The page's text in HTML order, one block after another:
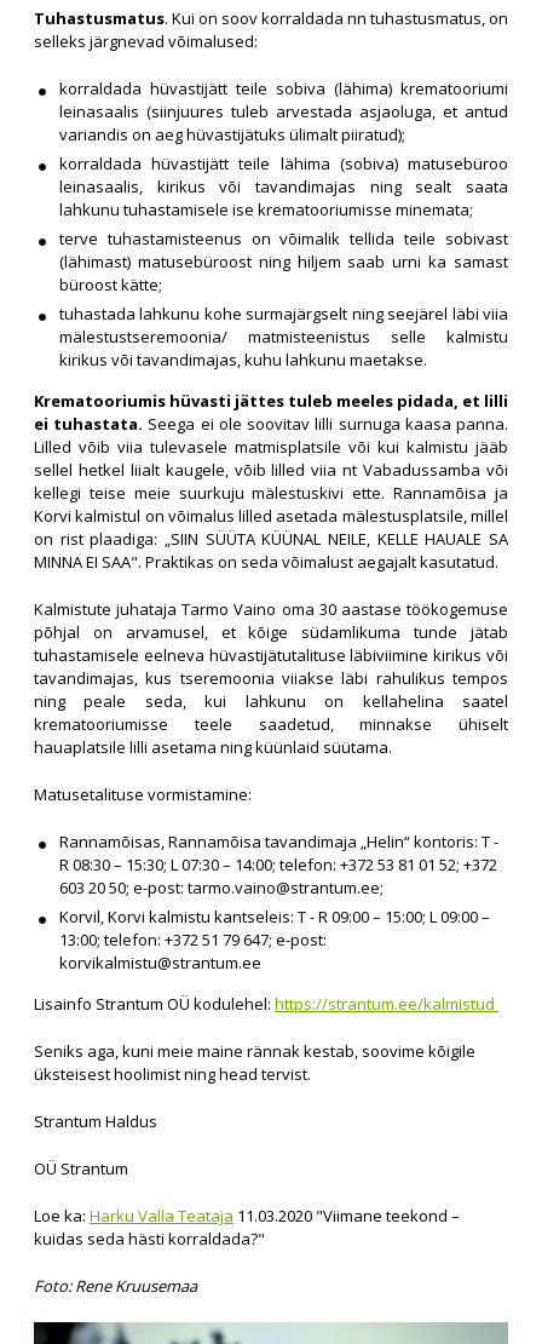
Tuhastusmatus. Kui on soov korraldada nn tuhastusmatus, on
selleks järgnevad võimalused:
korraldada hüvastijätt teile sobiva (lähima) krematooriumi
leinasaalis (siinjuures tuleb arvestada asjaoluga, et antud
variandis on aeg hüvastijätuks ülimalt piiratud);
korraldada hüvastijätt teile lähima (sobiva) matusebüroo
leinasaalis, kirikus või tavandimajas ning sealt saata
lahkunu tuhastamisele ise krematooriumisse minemata;
terve tuhastamisteenus on võimalik tellida teile sobivast
(lähimast) matusebüroost ning hiljem saab urni ka samast
büroost kätte;
tuhastada lahkunu kohe surmajärgselt ning seejärel läbi viia
mälestustseremoonia/ matmisteenistus selle kalmistu
kirikus või tavandimajas, kuhu lahkunu maetakse.
Krematooriumis hüvasti jättes tuleb meeles pidada, et lilli
ei tuhastata. Seega ei ole soovitav lilli surnuga kaasa panna.
Lilled võib viia tulevasele matmisplatsile või kui kalmistu jääb
sellel hetkel liialt kaugele, võib lilled viia nt Vabadussamba või
kellegi teise meie suurkuju mälestuskivi ette. Rannamõisa ja
Korvi kalmistul on võimalus lilled asetada mälestusplatsile, millel
on rist plaadiga: „SIIN SÜÜTA KÜÜNAL NEILE, KELLE HAUALE SA
MINNA EI SAA". Praktikas on seda võimalust aegajalt kasutatud.
Kalmistute juhataja Tarmo Vaino oma 30 aastase töökogemuse
põhjal on arvamusel, et kõige südamlikuma tunde jätab
tuhastamisele eelneva hüvastijätutalituse läbiviimine kirikus või
tavandimajas, kus tseremoonia viiakse läbi rahulikus tempos
ning peale seda, kui lahkunu on kellahelina saatel
krematooriumisse teele saadetud, minnakse ühiselt
hauaplatsile lilli asetama ning küünlaid süütama.
Matusetalituse vormistamine:
Rannamõisas, Rannamõisa tavandimaja „Helin“ kontoris: T -
R 08:30 – 15:30; L 07:30 – 14:00; telefon: +372 53 81 01 52; +372
603 20 50; e-post: tarmo.vaino@strantum.ee;
Korvil, Korvi kalmistu kantseleis: T - R 09:00 – 15:00; L 09:00 –
13:00; telefon: +372 51 79 647; e-post:
korvikalmistu@strantum.ee
Lisainfo Strantum OÜ kodulehel: https://strantum.ee/kalmistud
Seniks aga, kuni meie maine rännak kestab, soovime kõigile
üksteisest hoolimist ning head tervist.
Strantum Haldus
OÜ Strantum
Loe ka: Harku Valla Teataja 11.03.2020 "Viimane teekond –
kuidas seda hästi korraldada?"
Foto: Rene Kruusemaa